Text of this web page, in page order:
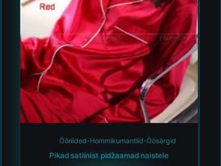
Ööriided-Hommikumantlid-Öösärgid
Pikad satiinist pidžaamad naistele